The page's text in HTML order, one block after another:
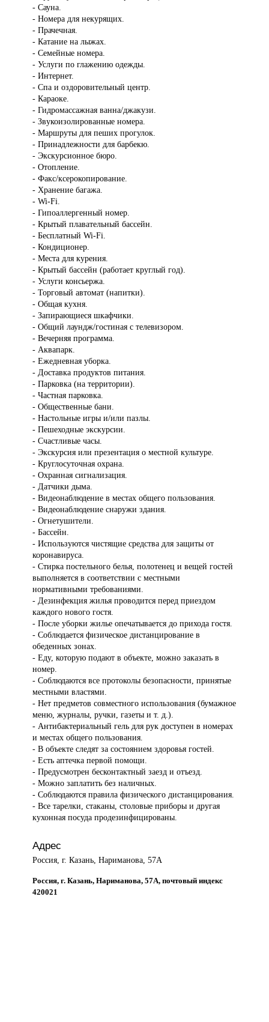
- Сауна.
- Номера для некурящих.
- Прачечная.
- Катание на лыжах.
- Семейные номера.
- Услуги по глажению одежды.
- Интернет.
- Спа и оздоровительный центр.
- Караоке.
- Гидромассажная ванна/джакузи.
- Звукоизолированные номера.
- Маршруты для пеших прогулок.
- Принадлежности для барбекю.
- Экскурсионное бюро.
- Отопление.
- Факс/ксерокопирование.
- Хранение багажа.
- Wi-Fi.
- Гипоаллергенный номер.
- Крытый плавательный бассейн.
- Бесплатный Wi-Fi.
- Кондиционер.
- Места для курения.
- Крытый бассейн (работает круглый год).
- Услуги консьержа.
- Торговый автомат (напитки).
- Общая кухня.
- Запирающиеся шкафчики.
- Общий лаундж/гостиная с телевизором.
- Вечерняя программа.
- Аквапарк.
- Ежедневная уборка.
- Доставка продуктов питания.
- Парковка (на территории).
- Частная парковка.
- Общественные бани.
- Настольные игры и/или пазлы.
- Пешеходные экскурсии.
- Счастливые часы.
- Экскурсия или презентация о местной культуре.
- Круглосуточная охрана.
- Охранная сигнализация.
- Датчики дыма.
- Видеонаблюдение в местах общего пользования.
- Видеонаблюдение снаружи здания.
- Огнетушители.
- Бассейн.
- Используются чистящие средства для защиты от
коронавируса.
- Стирка постельного белья, полотенец и вещей гостей
выполняется в соответствии с местными
нормативными требованиями.
- Дезинфекция жилья проводится перед приездом
каждого нового гостя.
- После уборки жилье опечатывается до прихода гостя.
- Соблюдается физическое дистанцирование в
обеденных зонах.
- Еду, которую подают в объекте, можно заказать в
номер.
- Соблюдаются все протоколы безопасности, принятые
местными властями.
- Нет предметов совместного использования (бумажное
меню, журналы, ручки, газеты и т. д.).
- Антибактериальный гель для рук доступен в номерах
и местах общего пользования.
- В объекте следят за состоянием здоровья гостей.
- Есть аптечка первой помощи.
- Предусмотрен бесконтактный заезд и отъезд.
- Можно заплатить без наличных.
- Соблюдаются правила физического дистанцирования.
- Все тарелки, стаканы, столовые приборы и другая
кухонная посуда продезинфицированы.
Адрес
Россия, г. Казань, Нариманова, 57А
Россия, г. Казань, Нариманова, 57А, почтовый индекс
420021